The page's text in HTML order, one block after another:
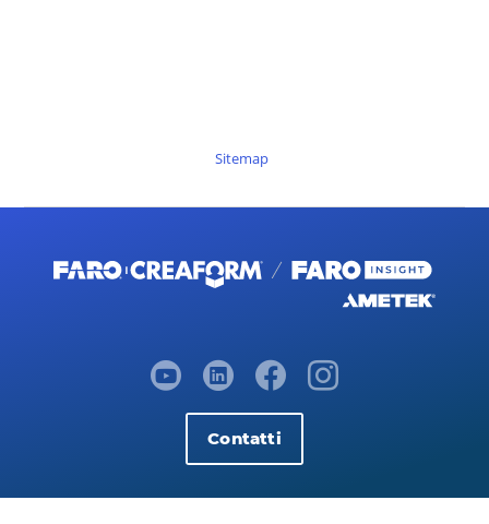
Sitemap
Contatti